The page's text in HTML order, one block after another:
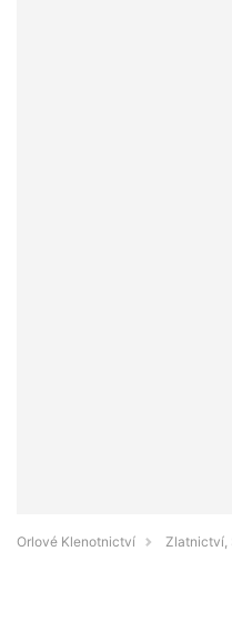
Orlové Klenotnictví Zlatnictví,